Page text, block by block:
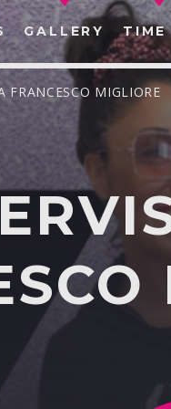
GALLERY
CERCA
FRANCESCO MIGLIORE